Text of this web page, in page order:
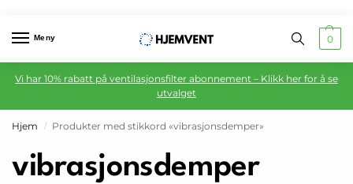
Meny 0
Vi har 10% rabatt på ventilasjonsfilter abonnement – Klikk her for å se
utvalget
Hjem / Produkter med stikkord «vibrasjonsdemper»
vibrasjonsdemper